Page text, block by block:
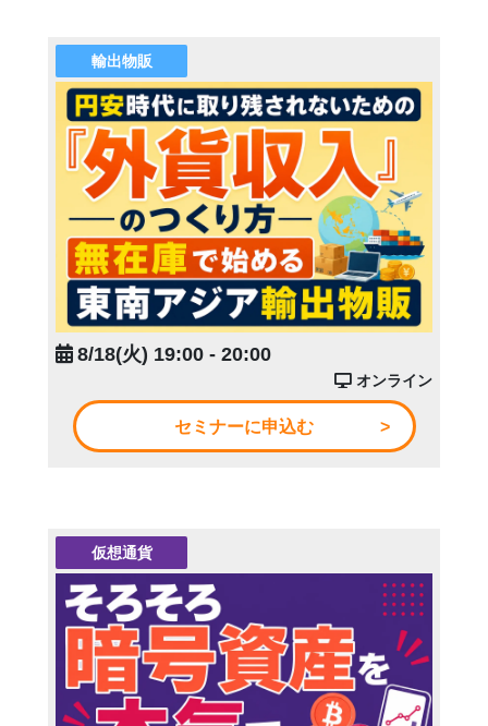
輸出物販
8/18(火) 19:00 - 20:00
オンライン
セミナーに申込む
仮想通貨